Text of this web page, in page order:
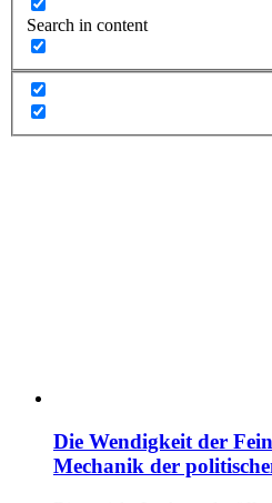
Search in content
Die Wendigkeit der
Mechanik der